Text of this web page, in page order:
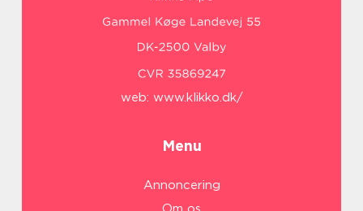
web: www.klikko.dk/
Menu
Annoncering